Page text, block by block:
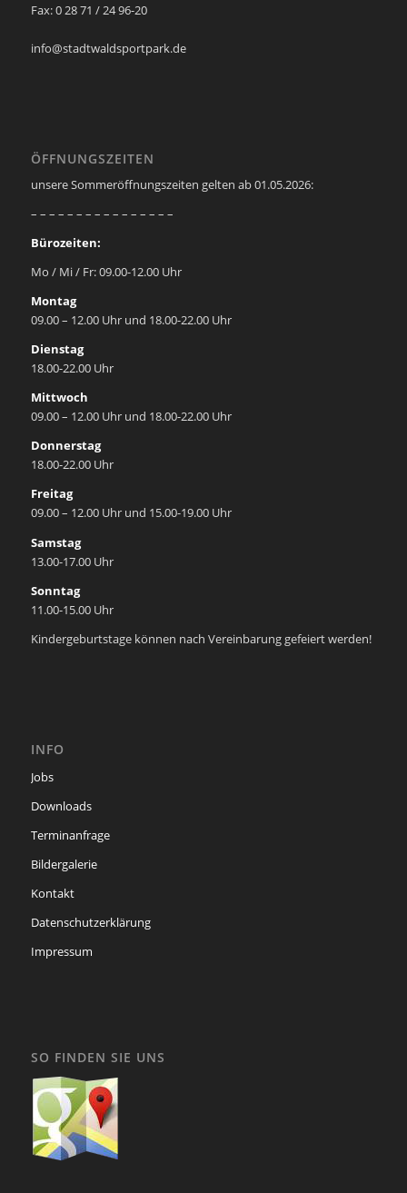
Fax: 0 28 71 / 24 96-20
info@stadtwaldsportpark.de
ÖFFNUNGSZEITEN
unsere Sommeröffnungszeiten gelten ab 01.05.2026:
– – – – – – – – – – – – – – – –
Bürozeiten:
Mo / Mi / Fr: 09.00-12.00 Uhr
Montag
09.00 – 12.00 Uhr und 18.00-22.00 Uhr
Dienstag
18.00-22.00 Uhr
Mittwoch
09.00 – 12.00 Uhr und 18.00-22.00 Uhr
Donnerstag
18.00-22.00 Uhr
Freitag
09.00 – 12.00 Uhr und 15.00-19.00 Uhr
Samstag
13.00-17.00 Uhr
Sonntag
11.00-15.00 Uhr
Kindergeburtstage können nach Vereinbarung gefeiert werden!
INFO
Jobs
Downloads
Terminanfrage
Bildergalerie
Kontakt
Datenschutzerklärung
Impressum
SO FINDEN SIE UNS